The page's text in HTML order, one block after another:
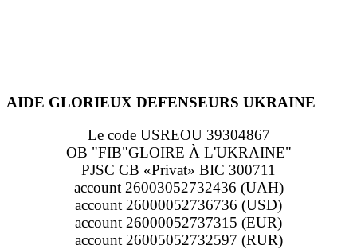
AIDE GLORIEUX DEFENSEURS UKRAINE
Le code USREOU 39304867
OB "FIB"GLOIRE À L'UKRAINE"
PJSC CB «Privat» BIC 300711
account 26003052732436 (UAH)
account 26000052736736 (USD)
account 26000052737315 (EUR)
account 26005052732597 (RUR)